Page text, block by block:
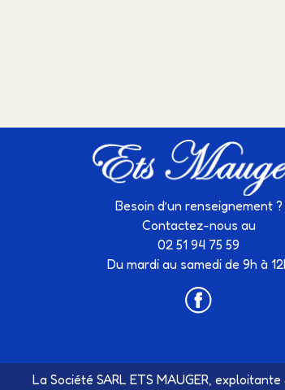
Besoin d’un renseignement ?
Contactez-nous au
02 51 94 75 59
Du mardi au samedi de 9h à
La Société SARL ETS MAUGER,